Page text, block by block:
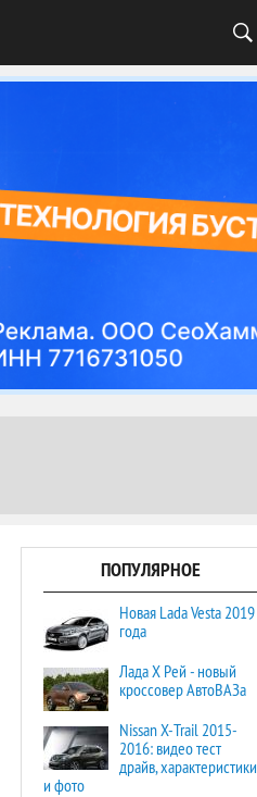
ПОПУЛЯРНОЕ
Новая Lada Vesta 2019
года
Лада Х Рей - новый
кроссовер АвтоВАЗа
Nissan X-Trail 2015-
2016: видео тест
драйв, характеристики
и фото